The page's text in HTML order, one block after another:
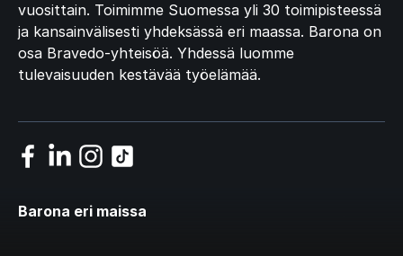
vuosittain. Toimimme Suomessa yli 30 toimipisteessä
ja kansainvälisesti yhdeksässä eri maassa. Barona on
osa Bravedo-yhteisöä. Yhdessä luomme
tulevaisuuden kestävää työelämää.
Barona eri maissa